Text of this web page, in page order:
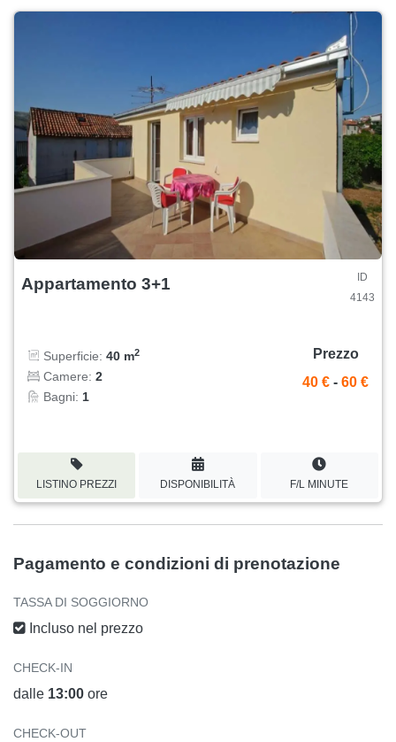
Appartamento 3+1
ID
4143
Superficie: 40 m2
Camere: 2
Bagni: 1
Prezzo
40 € - 60 €
LISTINO PREZZI DISPONIBILITÀ F/L MINUTE
Pagamento e condizioni di prenotazione
TASSA DI SOGGIORNO
Incluso nel prezzo
CHECK-IN
dalle 13:00 ore
CHECK-OUT